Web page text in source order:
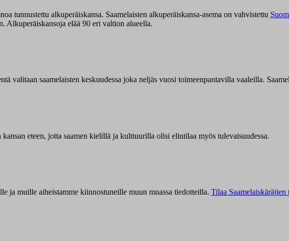
tunnustettu alkuperäiskansa. Saamelaisten alkuperäiskansa-asema on vahvistettu
Alkuperäiskansoja elää 90 eri valtion alueella.
valitaan saamelaisten keskuudessa joka neljäs vuosi toimeenpantavilla vaaleilla.
kansan eteen, jotta saamen kielillä ja kulttuurilla olisi elintilaa myös tulevaisuudessa.
ja muille aiheistamme kiinnostuneille muun muassa tiedotteilla. Tilaa